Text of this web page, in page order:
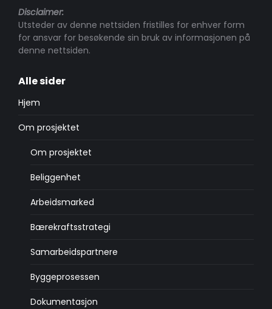
Disclaimer:
Utsteder av denne nettsiden fristilles for enhver form
for ansvar for besøkende sin bruk av informasjonen på
denne nettsiden.
Alle sider
Hjem
Om prosjektet
Om prosjektet
Beliggenhet
Arbeidsmarked
Bærekraftsstrategi
Samarbeidspartnere
Byggeprosessen
Dokumentasjon